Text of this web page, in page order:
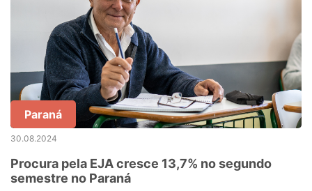
Paraná
30.08.2024
Procura pela EJA cresce 13,7% no segundo
semestre no Paraná